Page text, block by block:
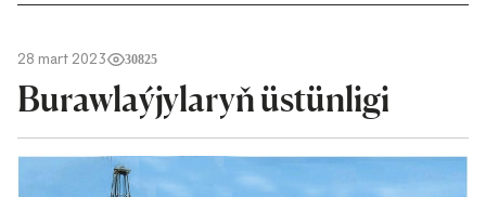
28 mart 2023 30825
Burawlaýjylaryň üstünligi